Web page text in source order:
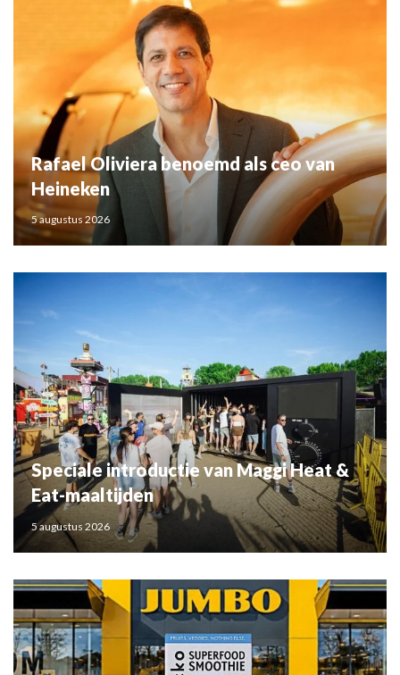
Rafael Oliviera benoemd als ceo van
Heineken
5 augustus 2026
Speciale introductie van Maggi Heat &
Eat-maaltijden
5 augustus 2026